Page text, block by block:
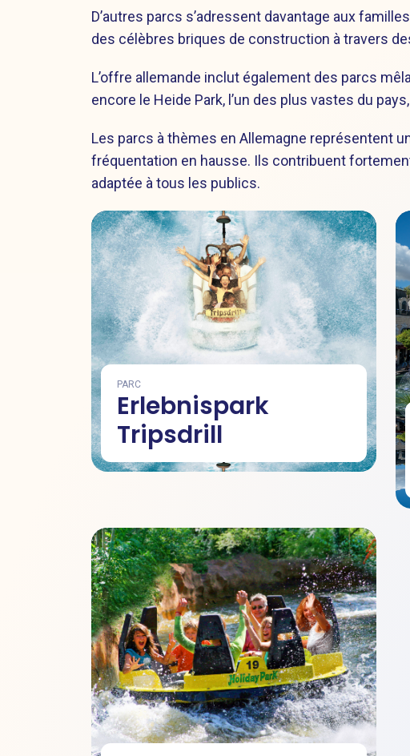
D’autres parcs s’adressent davantage aux
des célèbres briques de construction à travers
L’offre allemande inclut également des parcs
encore le Heide Park, l’un des plus vastes du
Les parcs à thèmes en Allemagne représentent
fréquentation en hausse. Ils contribuent
adaptée à tous les publics.
PARC
Erlebnispark
Tripsdrill